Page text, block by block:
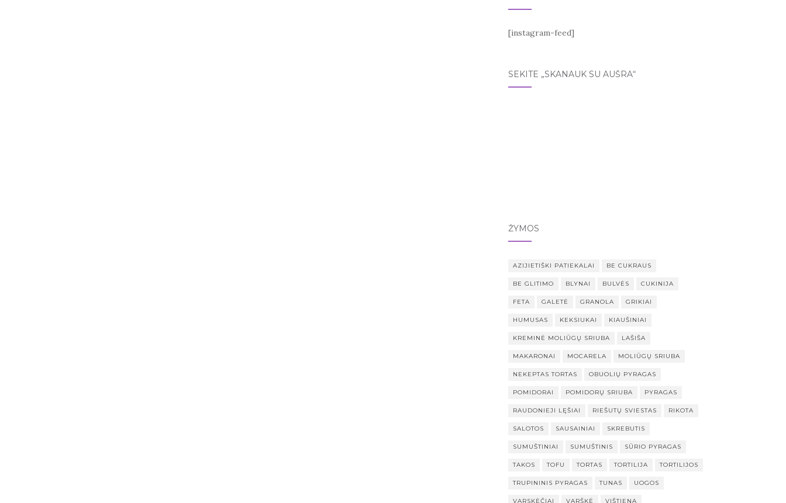
[instagram-feed]
SEKITE „SKANAUK SU AUŠRA“
ŽYMOS
AZIJIETIŠKI PATIEKALAI BE CUKRAUS
BE GLITIMO BLYNAI BULVĖS CUKINIJA
FETA GALETĖ GRANOLA GRIKIAI
HUMUSAS KEKSIUKAI KIAUŠINIAI
KREMINĖ MOLIŪGŲ SRIUBA LAŠIŠA
MAKARONAI MOCARELA MOLIŪGŲ SRIUBA
NEKEPTAS TORTAS OBUOLIŲ PYRAGAS
POMIDORAI POMIDORŲ SRIUBA PYRAGAS
RAUDONIEJI LĘŠIAI RIEŠUTŲ SVIESTAS RIKOTA
SALOTOS SAUSAINIAI SKREBUTIS
SUMUŠTINIAI SUMUŠTINIS SŪRIO PYRAGAS
TAKOS TOFU TORTAS TORTILIJA TORTILIJOS
TRUPININIS PYRAGAS TUNAS UOGOS
VARSKĖČIAI VARŠKĖ VIŠTIENA